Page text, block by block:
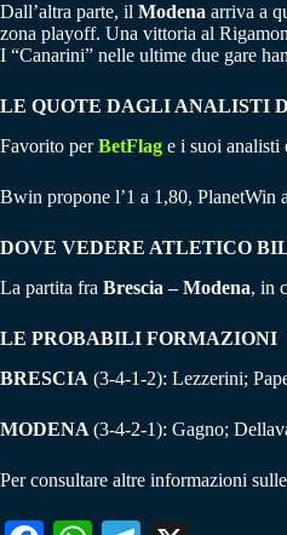
Dall’altra parte, il Modena arriva a
zona playoff. Una vittoria al
I “Canarini” nelle ultime due gare
LE QUOTE DAGLI ANALISTI
Favorito perBetFlag e i suoi analisti
Bwin propone l’1 a 1,80, PlanetWin
DOVE VEDERE ATLETICO
La partita fra Brescia – Modena, in
LE PROBABILI FORMAZIONI
BRESCIA (3-4-1-2): Lezzerini;
MODENA (3-4-2-1): Gagno;
Per consultare altre informazioni sulle